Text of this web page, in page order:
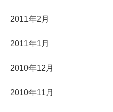
2011年2月
2011年1月
2010年12月
2010年11月